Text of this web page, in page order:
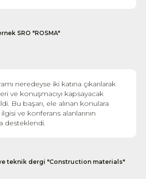
SRO "ROSMA"
neredeyse iki katına çıkarılarak
ve konuşmacıyı kapsayacak
Bu başarı, ele alınan konulara
ve konferans alanlarının
desteklendi.
teknik dergi "Construction materials"